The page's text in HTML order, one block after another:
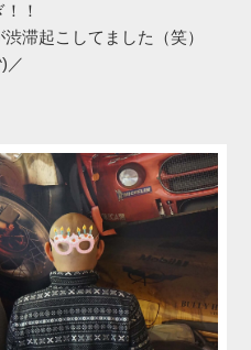
！
滞起こしてました（笑）
／